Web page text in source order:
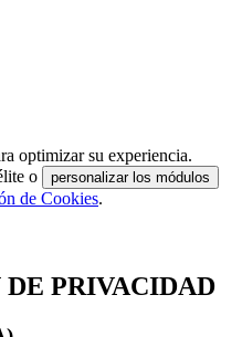
optimizar su experiencia.
o
personalizar los módulos
de Cookies.
PRIVACIDAD